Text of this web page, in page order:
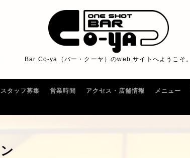
Bar Co-ya（バー・クーヤ）のweb サイトへようこそ。
スタッフ募集 営業時間 アクセス・店舗情報 メニュー